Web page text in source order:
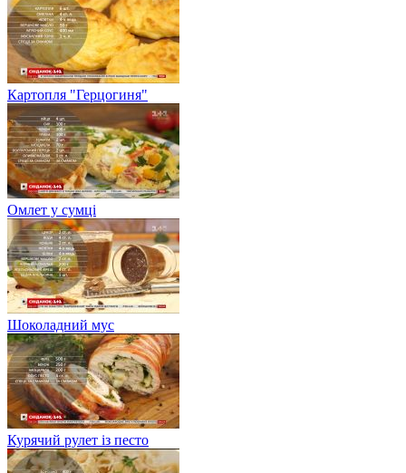
Картопля "Герцогиня"
Омлет у сумці
Шоколадний мус
Курячий рулет із песто